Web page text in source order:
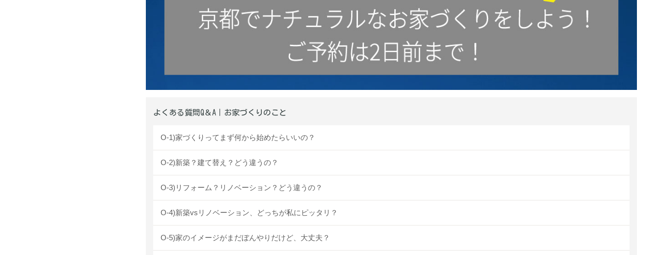
よくある質問Q＆A｜お家づくりのこと
O-1)家づくりってまず何から始めたらいいの？
O-2)新築？建て替え？どう違うの？
O-3)リフォーム？リノベーション？どう違うの？
O-4)新築vsリノベーション、どっちが私にピッタリ？
O-5)家のイメージがまだぼんやりだけど、大丈夫？